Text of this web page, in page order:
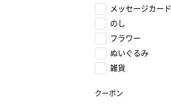
メッセージカード
のし
フラワー
ぬいぐるみ
雑貨
クーポン